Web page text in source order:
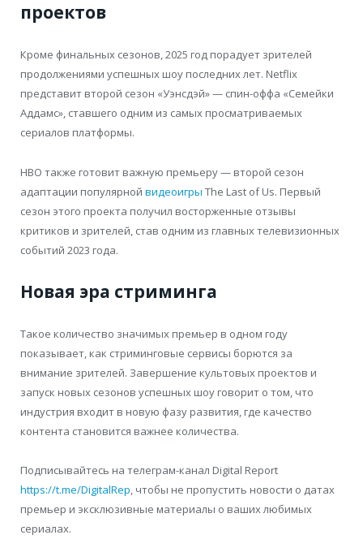
проектов
Кроме финальных сезонов, 2025 год порадует зрителей
продолжениями успешных шоу последних лет. Netflix
представит второй сезон «Уэнсдэй» — спин-оффа «Семейки
Аддамс», ставшего одним из самых просматриваемых
сериалов платформы.
HBO также готовит важную премьеру — второй сезон
адаптации популярной видеоигры The Last of Us. Первый
сезон этого проекта получил восторженные отзывы
критиков и зрителей, став одним из главных телевизионных
событий 2023 года.
Новая эра стриминга
Такое количество значимых премьер в одном году
показывает, как стриминговые сервисы борются за
внимание зрителей. Завершение культовых проектов и
запуск новых сезонов успешных шоу говорит о том, что
индустрия входит в новую фазу развития, где качество
контента становится важнее количества.
Подписывайтесь на телеграм-канал Digital Report
https://t.me/DigitalRep, чтобы не пропустить новости о датах
премьер и эксклюзивные материалы о ваших любимых
сериалах.